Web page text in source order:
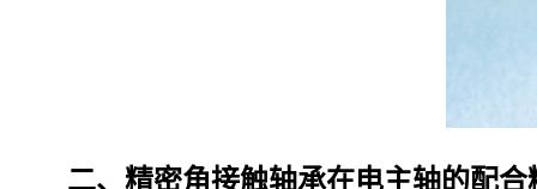
二、精密角接触轴承在电主轴的配合